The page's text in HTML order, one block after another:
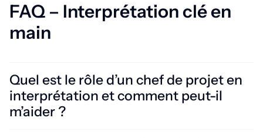
FAQ – Interprétation clé en
main
Quel est le rôle d’un chef de projet en
interprétation et comment peut-il
m’aider ?